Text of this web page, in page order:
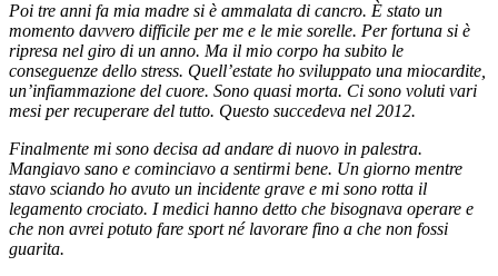
Poi tre anni fa mia madre si è ammalata di cancro. È stato un
momento davvero difficile per me e le mie sorelle. Per fortuna si è
ripresa nel giro di un anno. Ma il mio corpo ha subito le
conseguenze dello stress. Quell’estate ho sviluppato una miocardite,
un’infiammazione del cuore. Sono quasi morta. Ci sono voluti vari
mesi per recuperare del tutto. Questo succedeva nel 2012.
Finalmente mi sono decisa ad andare di nuovo in palestra.
Mangiavo sano e cominciavo a sentirmi bene. Un giorno mentre
stavo sciando ho avuto un incidente grave e mi sono rotta il
legamento crociato. I medici hanno detto che bisognava operare e
che non avrei potuto fare sport né lavorare fino a che non fossi
guarita.